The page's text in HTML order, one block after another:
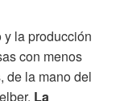
y la producción
con menos
de la mano del
La